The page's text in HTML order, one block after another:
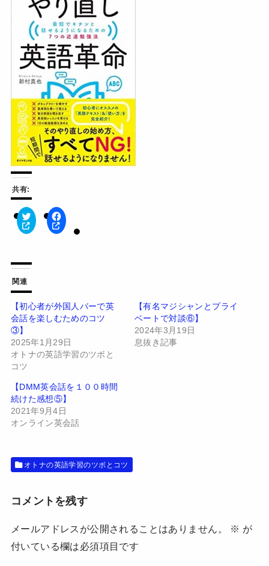
共有:
ク
リ
て
T
w
i
t
t
e
r
で
共
有
(
新
し
ウ
ィ
ン
ド
ウ
で
開
)
F
a
有
す
る
ク
リ
ッ
て
く
だ
さ
い
(
新
ィ
ン
ド
開
き
関連
【初心者が外国人バーで英
会話を楽しむためのコツ
③】
2025年1月29日
オトナの英語学習のツボと
コツ
【有名マジシャンとプライ
ベートで対談⑥】
2024年3月19日
息抜き記事
【DMM英会話を１００時間
続けた感想⑤】
2021年9月4日
オンライン英会話
オトナの英語学習のツボとコツ
コメントを残す
メールアドレスが公開されることはありません。 ※ が
付いている欄は必須項目です